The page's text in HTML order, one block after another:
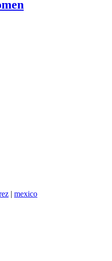
| mexico